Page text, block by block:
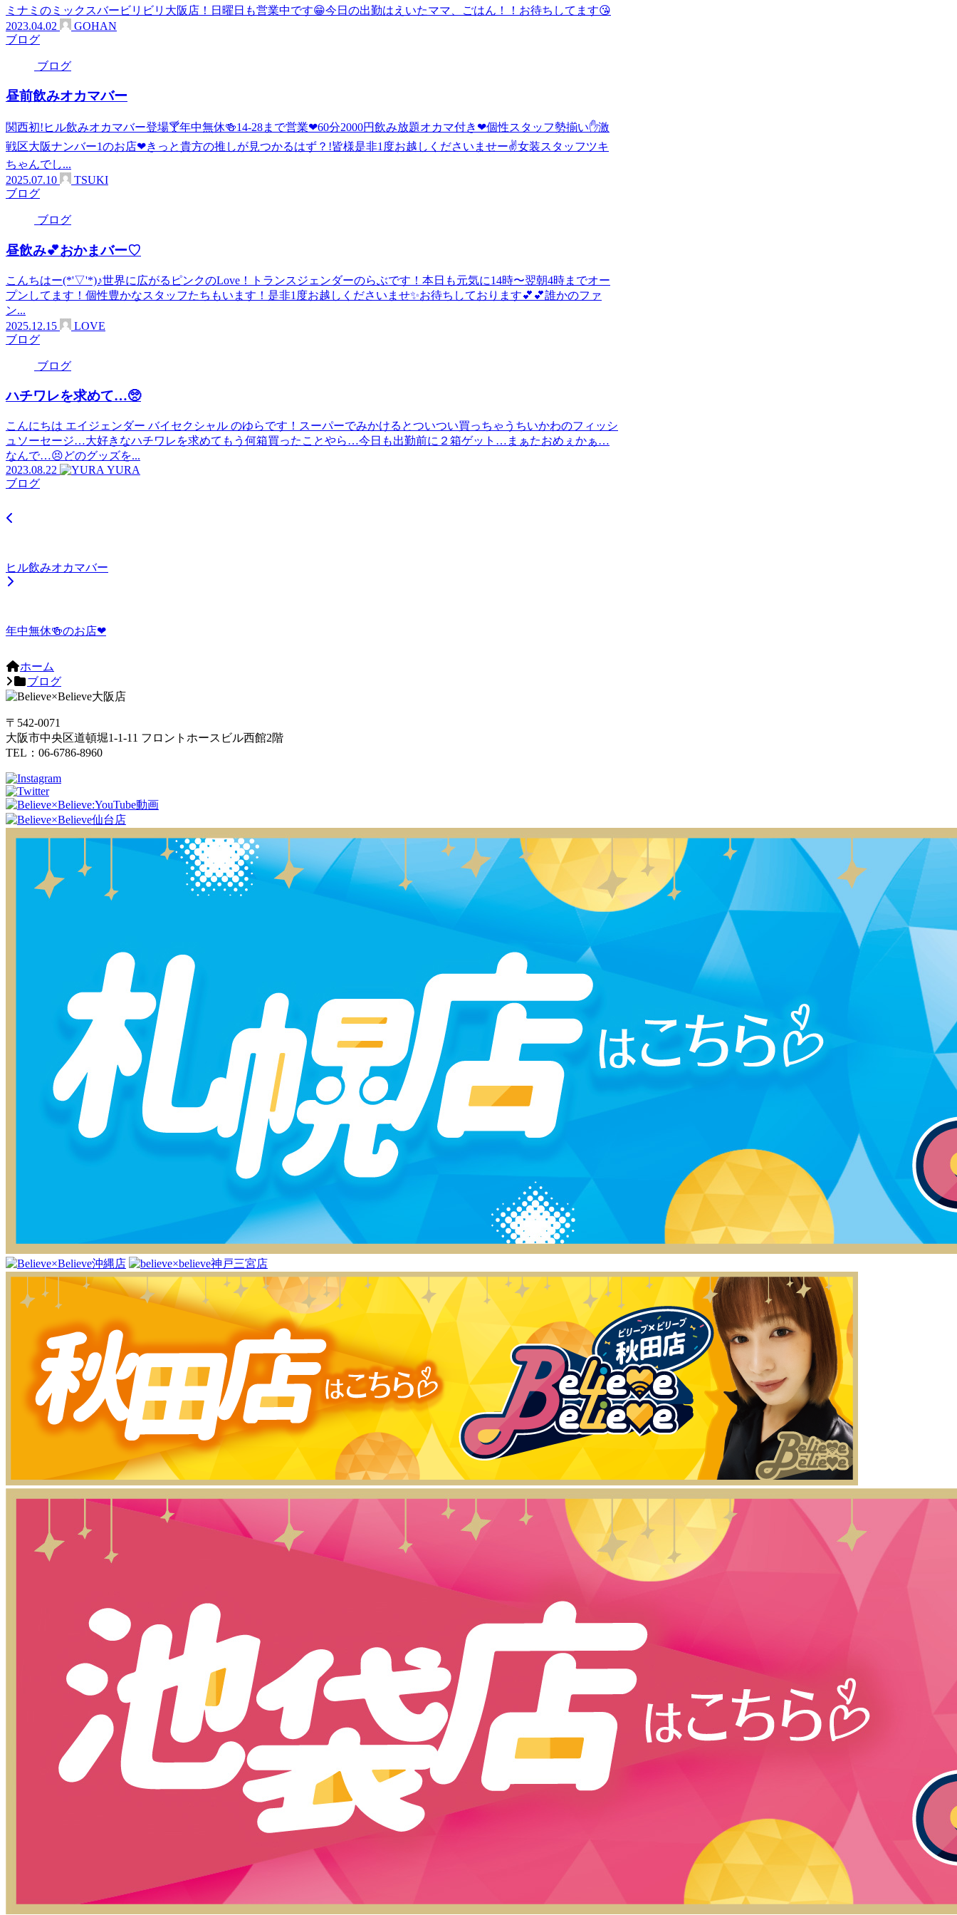
ミナミのミックスバービリビリ大阪店！日曜日も営業中です😁今日の出勤はえいたママ、ごはん！！お待ちしてます😘
2023.04.02
GOHAN
ブログ
ブログ
昼前飲みオカマバー
関西初!ヒル飲みオカマバー登場🍸年中無休🍻14-28まで営業❤60分2000円飲み放題オカマ付き❤個性スタッフ勢揃い✋激
戦区大阪ナンバー1のお店❤きっと貴方の推しが見つかるはず？!皆様是非1度お越しくださいませー✌女装スタッフツキ
ちゃんでし...
2025.07.10
TSUKI
ブログ
ブログ
昼飲み︎💕︎︎おかまバー♡
こんちはー(*'▽'*)♪世界に広がるピンクのLove！トランスジェンダーのらぶです！本日も元気に14時〜翌朝4時までオー
プンしてます！個性豊かなスタッフたちもいます！是非1度お越しくださいませ✨️お待ちしております︎💕︎︎💕︎誰かのファ
ン...
2025.12.15
LOVE
ブログ
ブログ
ハチワレを求めて…🥺
こんにちは エイジェンダー バイセクシャル のゆらです！スーパーでみかけるとついつい買っちゃうちいかわのフィッシ
ュソーセージ…大好きなハチワレを求めてもう何箱買ったことやら…今日も出勤前に２箱ゲット…まぁたおめぇかぁ…
なんで…😣どのグッズを...
2023.08.22
YURA
ブログ
ヒル飲みオカマバー
年中無休🍻のお店❤
ホーム
ブログ
〒542-0071
大阪市中央区道頓堀1-1-11 フロントホースビル西館2階
TEL：06-6786-8960